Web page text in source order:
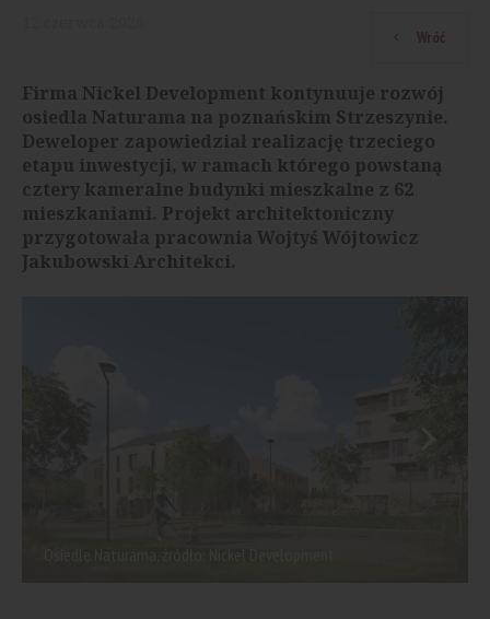
Wróć
Firma Nickel Development kontynuuje rozwój
osiedla Naturama na poznańskim Strzeszynie.
Deweloper zapowiedział realizację trzeciego
etapu inwestycji, w ramach którego powstaną
cztery kameralne budynki mieszkalne z 62
mieszkaniami. Projekt architektoniczny
przygotowała pracownia Wojtyś Wójtowicz
Jakubowski Architekci.